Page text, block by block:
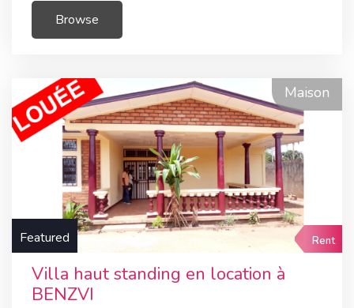
Browse
Maison
Featured Rent
Villa haut standing en location à
BENZVI